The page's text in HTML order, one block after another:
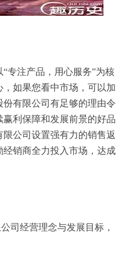
专注产品，用心服务”为核
如果您看中市场，可以加
有限公司有足够的理由令
利保障和发展前景的好品
公司设置强有力的销售返
销商全力投入市场，达成
司经营理念与发展目标，